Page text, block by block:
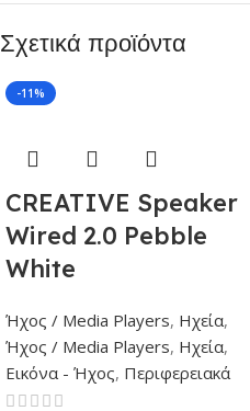
Σχετικά προϊόντα
-11%
CREATIVE Speaker
Wired 2.0 Pebble
White
Ήχος / Media Players, Ηχεία,
Ήχος / Media Players, Ηχεία,
Εικόνα - Ήχος, Περιφερειακά